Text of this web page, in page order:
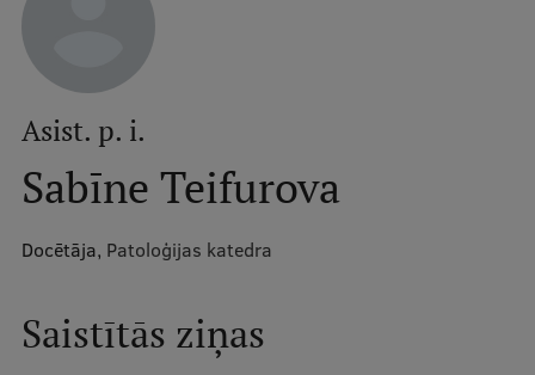
Meklēt Mobile
augšējā
izvēlne
Studentiem
Darbiniekiem
Darba devējiem
Asist. p. i.
Sabīne Teifurova
Docētāja, Patoloģijas katedra
Saistītās ziņas